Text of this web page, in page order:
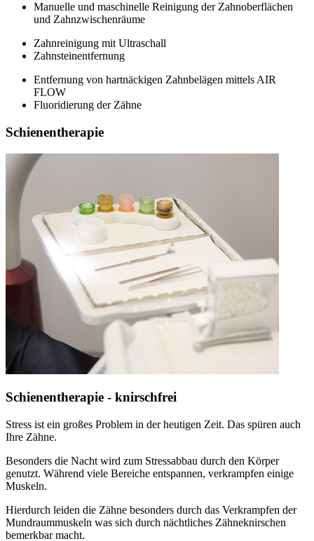
Manuelle und maschinelle Reinigung der Zahnoberflächen
und Zahnzwischenräume
Zahnreinigung mit Ultraschall
Zahnsteinentfernung
Entfernung von hartnäckigen Zahnbelägen mittels AIR
FLOW
Fluoridierung der Zähne
Schienentherapie
Schienentherapie - knirschfrei
Stress ist ein großes Problem in der heutigen Zeit. Das spüren auch
Ihre Zähne.
Besonders die Nacht wird zum Stressabbau durch den Körper
genutzt. Während viele Bereiche entspannen, verkrampfen einige
Muskeln.
Hierdurch leiden die Zähne besonders durch das Verkrampfen der
Mundraummuskeln was sich durch nächtliches Zähneknirschen
bemerkbar macht.